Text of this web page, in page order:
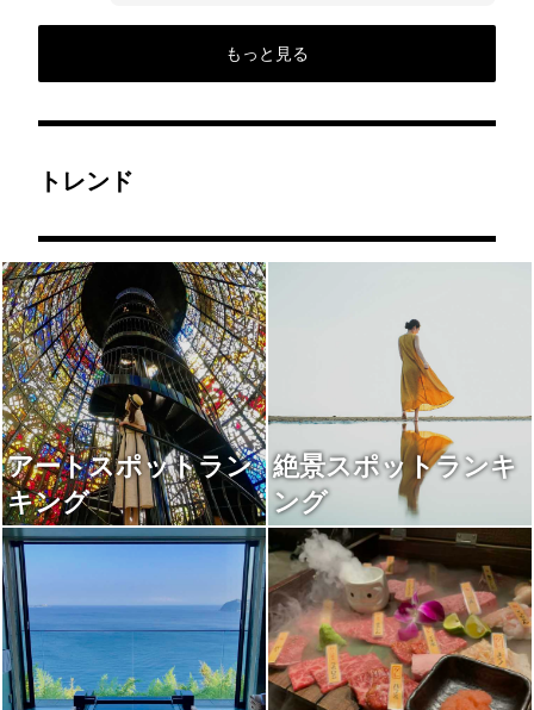
もっと見る
トレンド
アートスポットラン
キング
絶景スポットランキ
ング